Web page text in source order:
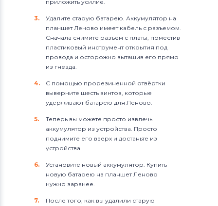
приложить усилие.
Удалите старую батарею. Аккумулятор на
планшет Леново имеет кабель с разъемом.
Сначала снимите разъем с платы, поместив
пластиковый инструмент открытия под
провода и осторожно вытащив его прямо
из гнезда.
С помощью прорезиненной отвёртки
выверните шесть винтов, которые
удерживают батарею для Леново.
Теперь вы можете просто извлечь
аккумулятор из устройства. Просто
поднимите его вверх и достаньте из
устройства.
Установите новый аккумулятор. Купить
новую батарею на планшет Леново
нужно заранее.
После того, как вы удалили старую